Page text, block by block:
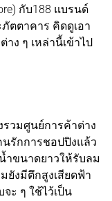
กับ188 แบรนด์
ตตาคาร คิดดูเอา
ง ๆ เหล่านี้เข้าไป
วมศูนย์การค้าต่าง
รักการชอปปิงแล้ว
ขนาดยาวให้รับลม
ยังมีตึกสูงเสียดฟ้า
ะ ๆ ใช้ไว้เป็น